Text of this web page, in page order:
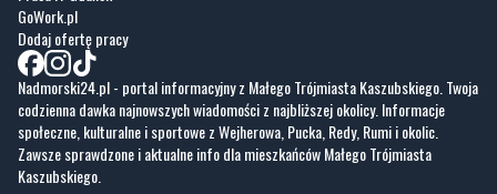
GoWork.pl
Dodaj ofertę pracy
Nadmorski24.pl - portal informacyjny z Małego Trójmiasta Kaszubskiego. Twoja
codzienna dawka najnowszych wiadomości z najbliższej okolicy. Informacje
społeczne, kulturalne i sportowe z Wejherowa, Pucka, Redy, Rumi i okolic.
Zawsze sprawdzone i aktualne info dla mieszkańców Małego Trójmiasta
Kaszubskiego.